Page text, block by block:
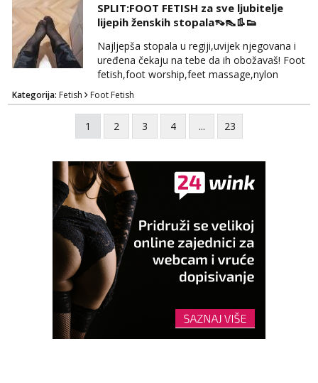
dostupna radnim danom (vikendi i noći su za
obitelj) - vodiš brigu o zdravlju i koristiš
zaštitu Ne javljajte se: - debele - frajeri i
paro...
SPLIT:FOOT FETISH za sve ljubitelje
lijepih ženskih stopala👡👠👢👟
Najljepša stopala u regiji,uvijek njegovana i
uređena čekaju na tebe da ih obožavaš! Foot
fetish,foot worship,feet massage,nylon
fetish,trampling... Ponedjeljak-subota:15-
20.30h. Samo za istinske obožavatelje ovog
fetisha,isključivo POZIV. Sex i sl.ISKLJUČENO!
Kategorija: Fetish Foot Fetish
1 2 3 4 ... 23